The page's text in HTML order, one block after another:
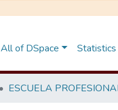
All of DSpace Statistics